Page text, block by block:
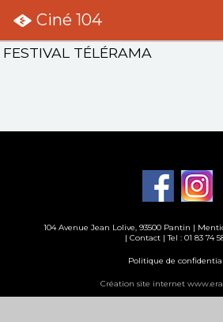
Ciné 104
FESTIVAL TÉLÉRAMA
104 Avenue Jean Lolive, 93500 Pantin |
| Contact | Tel : 01 83 74
Politique de
Création site internet